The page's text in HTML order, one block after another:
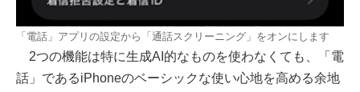
「電話」アプリの設定から「通話スクリーニング」をオンにします
2つの機能は特に生成AI的なものを使わなくても、「電
話」であるiPhoneのベーシックな使い心地を高める余地